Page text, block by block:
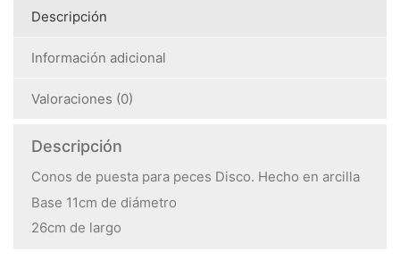
Descripción
Información adicional
Valoraciones (0)
Descripción
Conos de puesta para peces Disco. Hecho en arcilla
Base 11cm de diámetro
26cm de largo